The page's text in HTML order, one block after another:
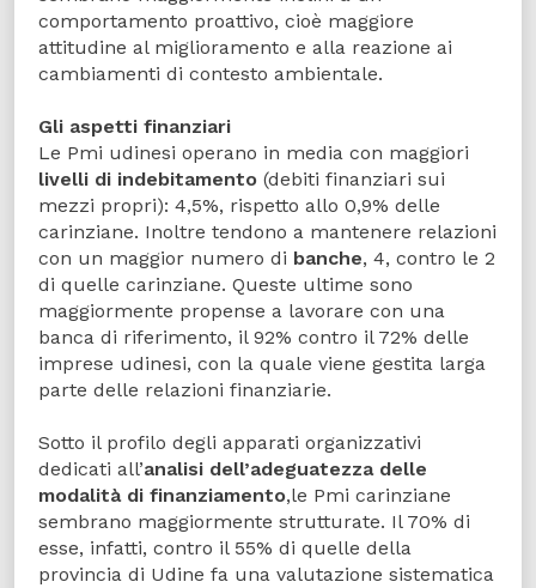
comportamento proattivo, cioè maggiore
attitudine al miglioramento e alla reazione ai
cambiamenti di contesto ambientale.
Gli aspetti finanziari
Le Pmi udinesi operano in media con maggiori
livelli di indebitamento (debiti finanziari sui
mezzi propri): 4,5%, rispetto allo 0,9% delle
carinziane. Inoltre tendono a mantenere relazioni
con un maggior numero di banche, 4, contro le 2
di quelle carinziane. Queste ultime sono
maggiormente propense a lavorare con una
banca di riferimento, il 92% contro il 72% delle
imprese udinesi, con la quale viene gestita larga
parte delle relazioni finanziarie.
Sotto il profilo degli apparati organizzativi
dedicati all’analisi dell’adeguatezza delle
modalità di finanziamento,le Pmi carinziane
sembrano maggiormente strutturate. Il 70% di
esse, infatti, contro il 55% di quelle della
provincia di Udine fa una valutazione sistematica